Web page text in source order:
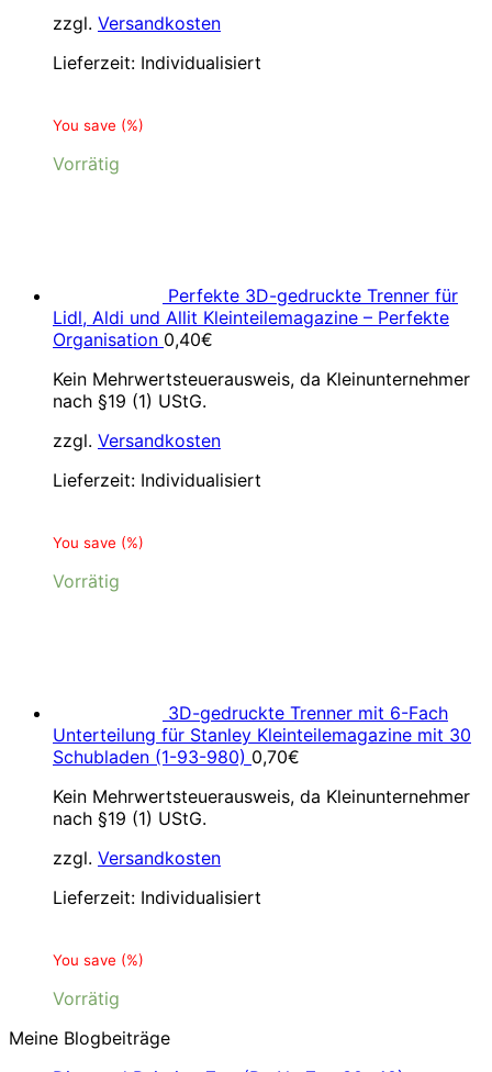
zzgl. Versandkosten
Lieferzeit: Individualisiert
You save (%)
Vorrätig
Perfekte 3D-gedruckte Trenner für
Lidl, Aldi und Allit Kleinteilemagazine – Perfekte
Organisation 0,40€
Kein Mehrwertsteuerausweis, da Kleinunternehmer
nach §19 (1) UStG.
zzgl. Versandkosten
Lieferzeit: Individualisiert
You save (%)
Vorrätig
3D-gedruckte Trenner mit 6-Fach
Unterteilung für Stanley Kleinteilemagazine mit 30
Schubladen (1-93-980) 0,70€
Kein Mehrwertsteuerausweis, da Kleinunternehmer
nach §19 (1) UStG.
zzgl. Versandkosten
Lieferzeit: Individualisiert
You save (%)
Vorrätig
Meine Blogbeiträge